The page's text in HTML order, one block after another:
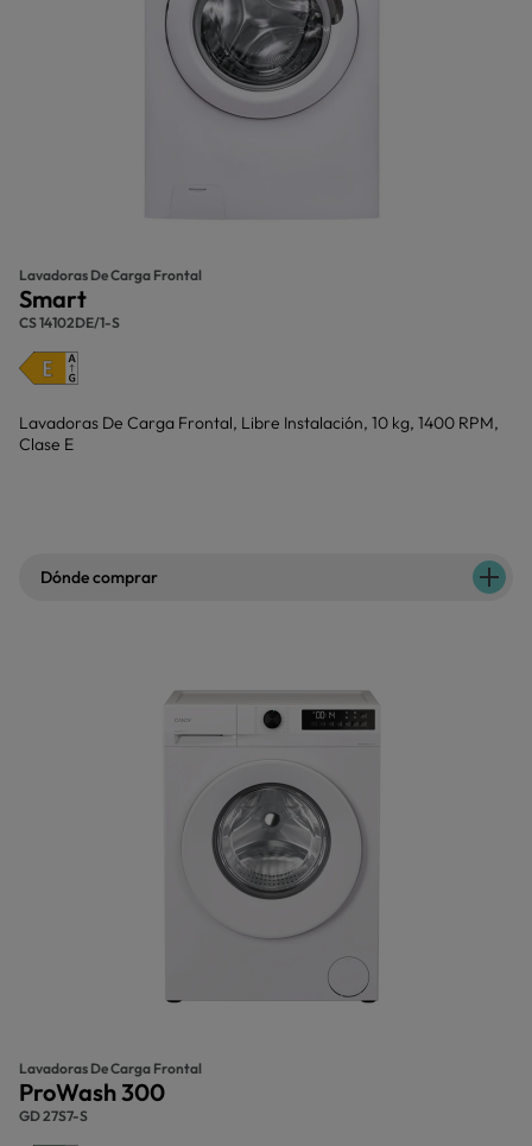
Lavadoras De Carga Frontal
Smart
CS 14102DE/1-S
Lavadoras De Carga Frontal, Libre Instalación, 10 kg, 1400 RPM,
Clase E
Dónde comprar
Lavadoras De Carga Frontal
ProWash 300
GD 27S7-S